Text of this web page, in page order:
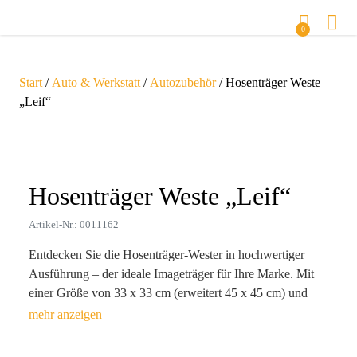
0
Start / Auto & Werkstatt / Autozubehör/ Hosenträger Weste
„Leif“
Hosenträger Weste „Leif“
Artikel-Nr.: 0011162
Entdecken Sie die Hosenträger-Wester in hochwertiger
Ausführung – der ideale Imageträger für Ihre Marke. Mit
einer Größe von 33 x 33 cm (erweitert 45 x 45 cm) und
einem Gewicht von nur 94 g bieten diese Hosenträger nicht